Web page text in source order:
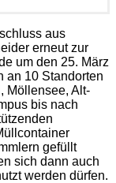
aus
erneut zur
um den 25. März
an 10 Standorten
Möllensee, Alt-
bis nach
gefüllt
sich dann auch
werden dürfen.